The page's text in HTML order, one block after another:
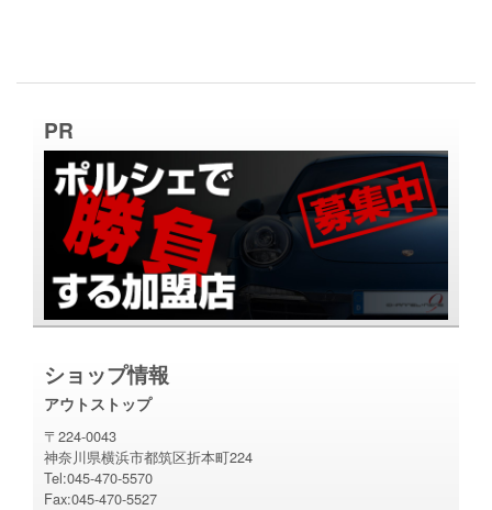
PR
ショップ情報
アウトストップ
〒224-0043
神奈川県横浜市都筑区折本町224
Tel:045-470-5570
Fax:045-470-5527